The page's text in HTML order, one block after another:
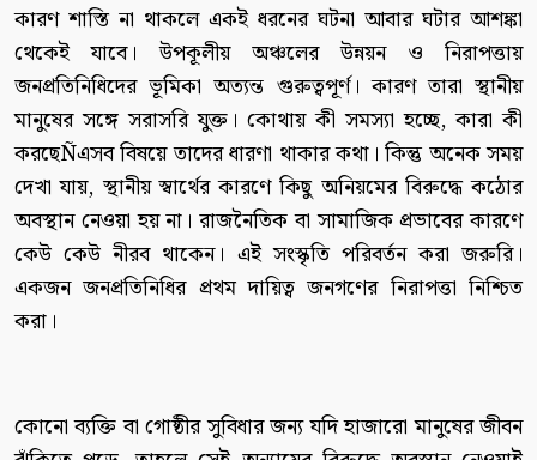
কারণ শাস্তি না থাকলে একই ধরনের ঘটনা আবার ঘটার আশঙ্কা
থেকেই যাবে। উপকূলীয় অঞ্চলের উন্নয়ন ও নিরাপত্তায়
জনপ্রতিনিধিদের ভূমিকা অত্যন্ত গুরুত্বপূর্ণ। কারণ তারা স্থানীয়
মানুষের সঙ্গে সরাসরি যুক্ত। কোথায় কী সমস্যা হচ্ছে, কারা কী
করছেÑএসব বিষয়ে তাদের ধারণা থাকার কথা। কিন্তু অনেক সময়
দেখা যায়, স্থানীয় স্বার্থের কারণে কিছু অনিয়মের বিরুদ্ধে কঠোর
অবস্থান নেওয়া হয় না। রাজনৈতিক বা সামাজিক প্রভাবের কারণে
কেউ কেউ নীরব থাকেন। এই সংস্কৃতি পরিবর্তন করা জরুরি।
একজন জনপ্রতিনিধির প্রথম দায়িত্ব জনগণের নিরাপত্তা নিশ্চিত
করা।
কোনো ব্যক্তি বা গোষ্ঠীর সুবিধার জন্য যদি হাজারো মানুষের জীবন